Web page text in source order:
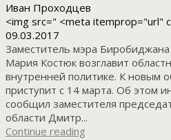
Иван Проходцев
<img src=" <meta itemprop="url"
09.03.2017
Заместитель мэра
Мария Костюк возглавит
внутренней политике. К новым
приступит с 14 марта. Об этом
сообщил заместителя
области Дмитр...
Continue reading